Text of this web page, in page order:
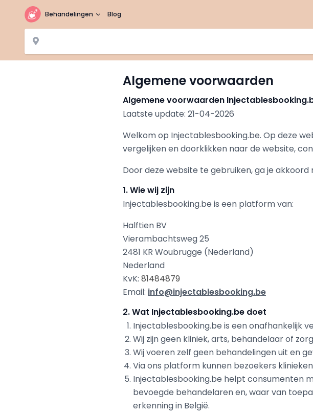
Behandelingen Blog
Algemene voorwaarden
Algemene voorwaarden
Laatste update: 21-04-2026
Welkom op Injectablesbooking.be. Op deze
vergelijken en doorklikken naar de website,
Door deze website te gebruiken, ga je
1. Wie wij zijn
Injectablesbooking.be is een platform van:
Halftien BV
Vierambachtsweg 25
2481 KR Woubrugge (Nederland)
Nederland
KvK: 81484879
Email: info@injectablesbooking.be
2. Wat Injectablesbooking.be doet
Injectablesbooking.be is een onafhankelijk
Wij zijn geen kliniek, arts, behandelaar of
Wij voeren zelf geen behandelingen uit en
Via ons platform kunnen bezoekers
Injectablesbooking.be helpt consumenten
bevoegde behandelaren en, waar van
erkenning in België.